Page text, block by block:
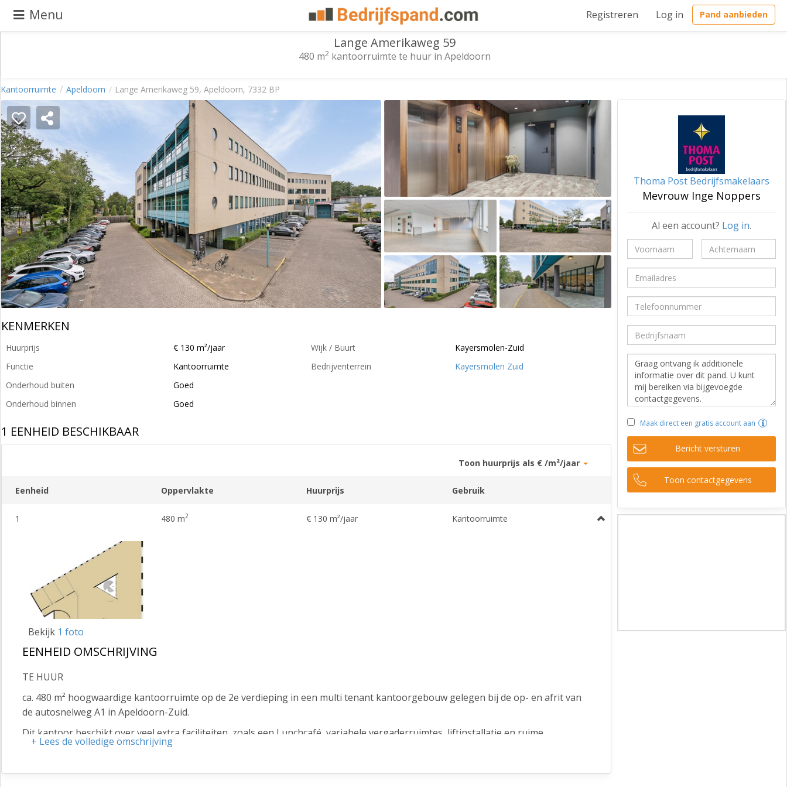
Menu Registreren Log in Pand aanbieden
aanbieden
Pand
zoeken
Waarom
adverteren
Premium
adverteren
Blog
Registreren
Login
Kantoorruimte Apeldoorn Lange Amerikaweg 59, Apeldoorn, 7332 BP
Lange Amerikaweg 59
480 m2 kantoorruimte te huur in Apeldoorn
KENMERKEN
Huurprijs
€ 130 m²/jaar
Functie
Kantoorruimte
Onderhoud buiten
Goed
Onderhoud binnen
Goed
Wijk / Buurt
Kayersmolen-Zuid
Bedrijventerrein
Kayersmolen Zuid
1 EENHEID BESCHIKBAAR
Toon huurprijs als € /m²/jaar
Eenheid Oppervlakte Huurprijs Gebruik
1 480 m2 € 130 m²/jaar Kantoorruimte
Bekijk 1 foto
EENHEID OMSCHRIJVING
TE HUUR
ca. 480 m² hoogwaardige kantoorruimte op de 2e verdieping in een multi tenant kantoorgebouw gelegen bij de op- en afrit van
de autosnelweg A1 in Apeldoorn-Zuid.
Dit kantoor beschikt over veel extra faciliteiten, zoals een Lunchcafé, variabele vergaderruimtes, liftinstallatie en ruime
parkeergelegenheid naast de deur. U stapt binnen in het centrale Lunchcafé met zitgelegenheid, vanuit daar neemt u de lift naar
+ Lees de volledige omschrijving
Thoma Post Bedrijfsmakelaars
Mevrouw Inge Noppers
Al een account? Log in.
Maak direct een gratis account aan
Bericht versturen
Toon contactgegevens